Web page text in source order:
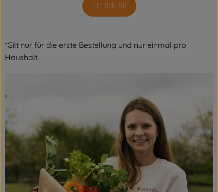
Jetzt probieren
*Gilt nur für die erste Bestellung und nur einmal pro
Haushalt.